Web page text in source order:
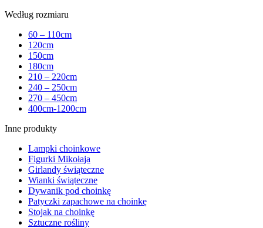
Według rozmiaru
60 – 110cm
120cm
150cm
180cm
210 – 220cm
240 – 250cm
270 – 450cm
400cm-1200cm
Inne produkty
Lampki choinkowe
Figurki Mikołaja
Girlandy świąteczne
Wianki świąteczne
Dywanik pod choinkę
Patyczki zapachowe na choinkę
Stojak na choinkę
Sztuczne rośliny